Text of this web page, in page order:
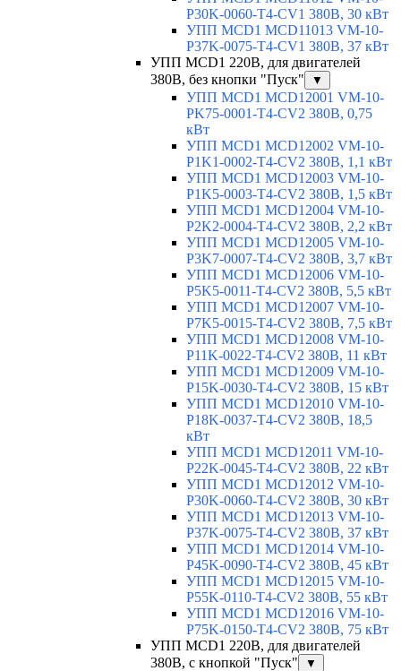
P30K-0060-T4-CV1 380В, 30 кВт
УПП MCD1 MCD11013 VM-10-
P37K-0075-T4-CV1 380В, 37 кВт
УПП MCD1 220В, для двигателей
380В, без кнопки "Пуск"
▼
УПП MCD1 MCD12001 VM-10-
PK75-0001-T4-CV2 380В, 0,75
кВт
УПП MCD1 MCD12002 VM-10-
P1K1-0002-T4-CV2 380В, 1,1 кВт
УПП MCD1 MCD12003 VM-10-
P1K5-0003-T4-CV2 380В, 1,5 кВт
УПП MCD1 MCD12004 VM-10-
P2K2-0004-T4-CV2 380В, 2,2 кВт
УПП MCD1 MCD12005 VM-10-
P3K7-0007-T4-CV2 380В, 3,7 кВт
УПП MCD1 MCD12006 VM-10-
P5K5-0011-T4-CV2 380В, 5,5 кВт
УПП MCD1 MCD12007 VM-10-
P7K5-0015-T4-CV2 380В, 7,5 кВт
УПП MCD1 MCD12008 VM-10-
P11K-0022-T4-CV2 380В, 11 кВт
УПП MCD1 MCD12009 VM-10-
P15K-0030-T4-CV2 380В, 15 кВт
УПП MCD1 MCD12010 VM-10-
P18K-0037-T4-CV2 380В, 18,5
кВт
УПП MCD1 MCD12011 VM-10-
P22K-0045-T4-CV2 380В, 22 кВт
УПП MCD1 MCD12012 VM-10-
P30K-0060-T4-CV2 380В, 30 кВт
УПП MCD1 MCD12013 VM-10-
P37K-0075-T4-CV2 380В, 37 кВт
УПП MCD1 MCD12014 VM-10-
P45K-0090-T4-CV2 380В, 45 кВт
УПП MCD1 MCD12015 VM-10-
P55K-0110-T4-CV2 380В, 55 кВт
УПП MCD1 MCD12016 VM-10-
P75K-0150-T4-CV2 380В, 75 кВт
УПП MCD1 220В, для двигателей
380В, с кнопкой "Пуск"
▼